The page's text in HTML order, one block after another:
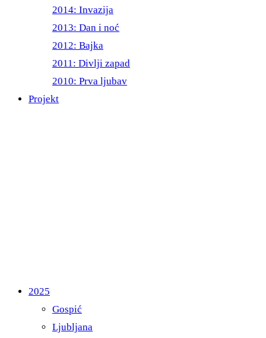
2014: Invazija
2013: Dan i noć
2012: Bajka
2011: Divlji zapad
2010: Prva ljubav
Projekt
2025
Gospić
Ljubljana